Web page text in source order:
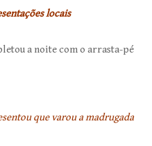
locais
a noite com o arrasta-pé
que varou a madrugada